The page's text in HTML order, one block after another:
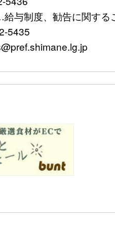
制度、勧告に関する
5435